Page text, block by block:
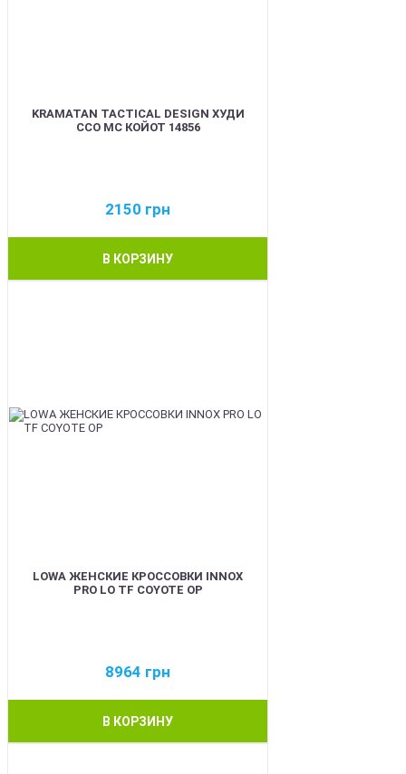
KRAMATAN TACTICAL DESIGN ХУДИ
ССО МС КОЙОТ 14856
2150 грн
В КОРЗИНУ
LOWA ЖЕНСКИЕ КРОССОВКИ INNOX
PRO LO TF COYOTE OP
8964 грн
В КОРЗИНУ